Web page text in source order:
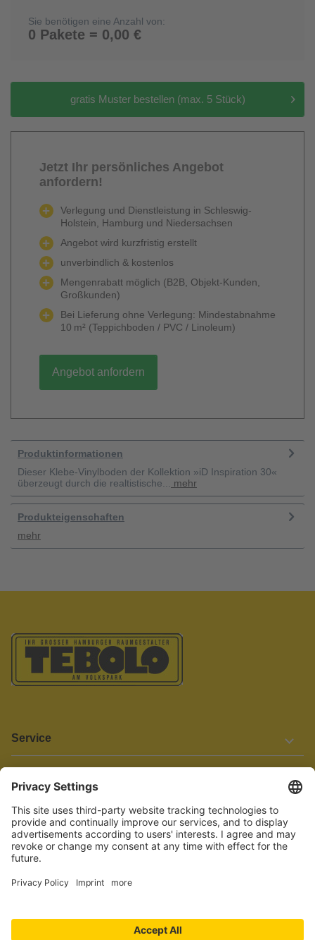
Sie benötigen eine Anzahl von:
0 Pakete = 0,00 €
gratis Muster bestellen (max. 5 Stück)
Jetzt Ihr persönliches Angebot
anfordern!
Verlegung und Dienstleistung in Schleswig-
Holstein, Hamburg und Niedersachsen
Angebot wird kurzfristig erstellt
unverbindlich & kostenlos
Mengenrabatt möglich (B2B, Objekt-Kunden,
Großkunden)
Bei Lieferung ohne Verlegung: Mindestabnahme
10 m² (Teppichboden / PVC / Linoleum)
Angebot anfordern
Produktinformationen
Dieser Klebe-Vinylboden der Kollektion »iD Inspiration 30«
überzeugt durch die realtistische...
mehr
Produkteigenschaften
mehr
Service
Informationen
Barrierefreiheit
Wir bemühen uns, unsere Website barrierefrei zu gestalten.
Einige Inhalte und Funktionen sind derzeit jedoch noch nicht
vollständig zugänglich. Wenn Sie auf Barrieren stoßen oder Hilfe
benötigen, kontaktieren Sie uns bitte unter service[at]knutzen.de.
Vertrag widerrufen
© 2026 TEBOLO